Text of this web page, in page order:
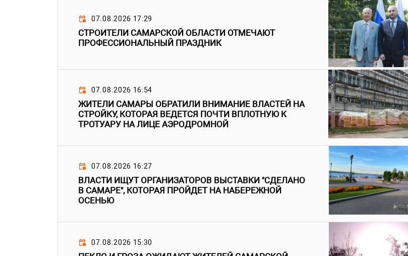
07.08.2026 17:29
СТРОИТЕЛИ САМАРСКОЙ ОБЛАСТИ ОТМЕЧАЮТ
ПРОФЕССИОНАЛЬНЫЙ ПРАЗДНИК
07.08.2026 16:54
ЖИТЕЛИ САМАРЫ ОБРАТИЛИ ВНИМАНИЕ ВЛАСТЕЙ НА
СТРОЙКУ, КОТОРАЯ ВЕДЕТСЯ ПОЧТИ ВПЛОТНУЮ К
ТРОТУАРУ НА ЛИЦЕ АЭРОДРОМНОЙ
07.08.2026 16:27
ВЛАСТИ ИЩУТ ОРГАНИЗАТОРОВ ВЫСТАВКИ "СДЕЛАНО
В САМАРЕ", КОТОРАЯ ПРОЙДЕТ НА НАБЕРЕЖНОЙ
ОСЕНЬЮ
07.08.2026 15:30